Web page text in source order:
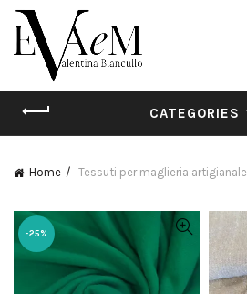
CATEGORIES
Home Tessuti per maglieria artigianale
-25%